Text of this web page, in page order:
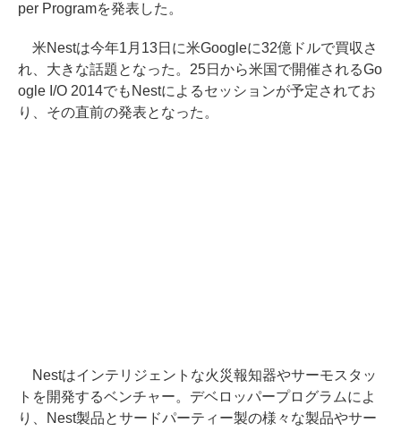
per Programを発表した。
米Nestは今年1月13日に米Googleに32億ドルで買収さ
れ、大きな話題となった。25日から米国で開催されるGo
ogle I/O 2014でもNestによるセッションが予定されてお
り、その直前の発表となった。
Nestはインテリジェントな火災報知器やサーモスタッ
トを開発するベンチャー。デベロッパープログラムによ
り、Nest製品とサードパーティー製の様々な製品やサー